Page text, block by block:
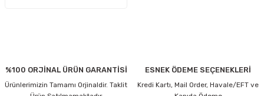
%100 ORJİNAL ÜRÜN GARANTİSİ
Ürünlerimizin Tamamı Orjinaldir. Taklit
ESNEK ÖDEME SEÇENEKLERİ
Kredi Kartı, Mail Order, Havale/EFT ve